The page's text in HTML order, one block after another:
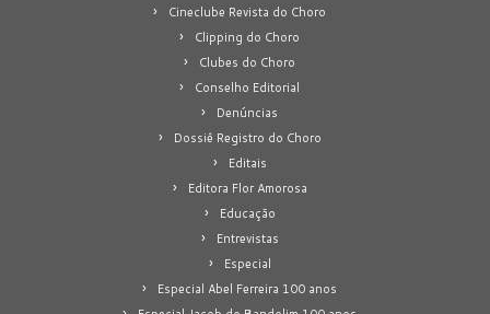
Cineclube Revista do Choro
Clipping do Choro
Clubes do Choro
Conselho Editorial
Denúncias
Dossiê Registro do Choro
Editais
Editora Flor Amorosa
Educação
Entrevistas
Especial
Especial Abel Ferreira 100 anos